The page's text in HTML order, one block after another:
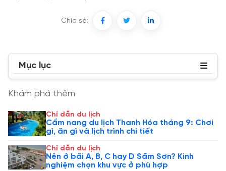
Chia sẻ:
Mục lục
Khám phá thêm
Chỉ dẫn du lịch
Cẩm nang du lịch Thanh Hóa tháng 9: Chơi
gì, ăn gì và lịch trình chi tiết
Chỉ dẫn du lịch
Nên ở bãi A, B, C hay D Sầm Sơn? Kinh
nghiệm chọn khu vực ở phù hợp